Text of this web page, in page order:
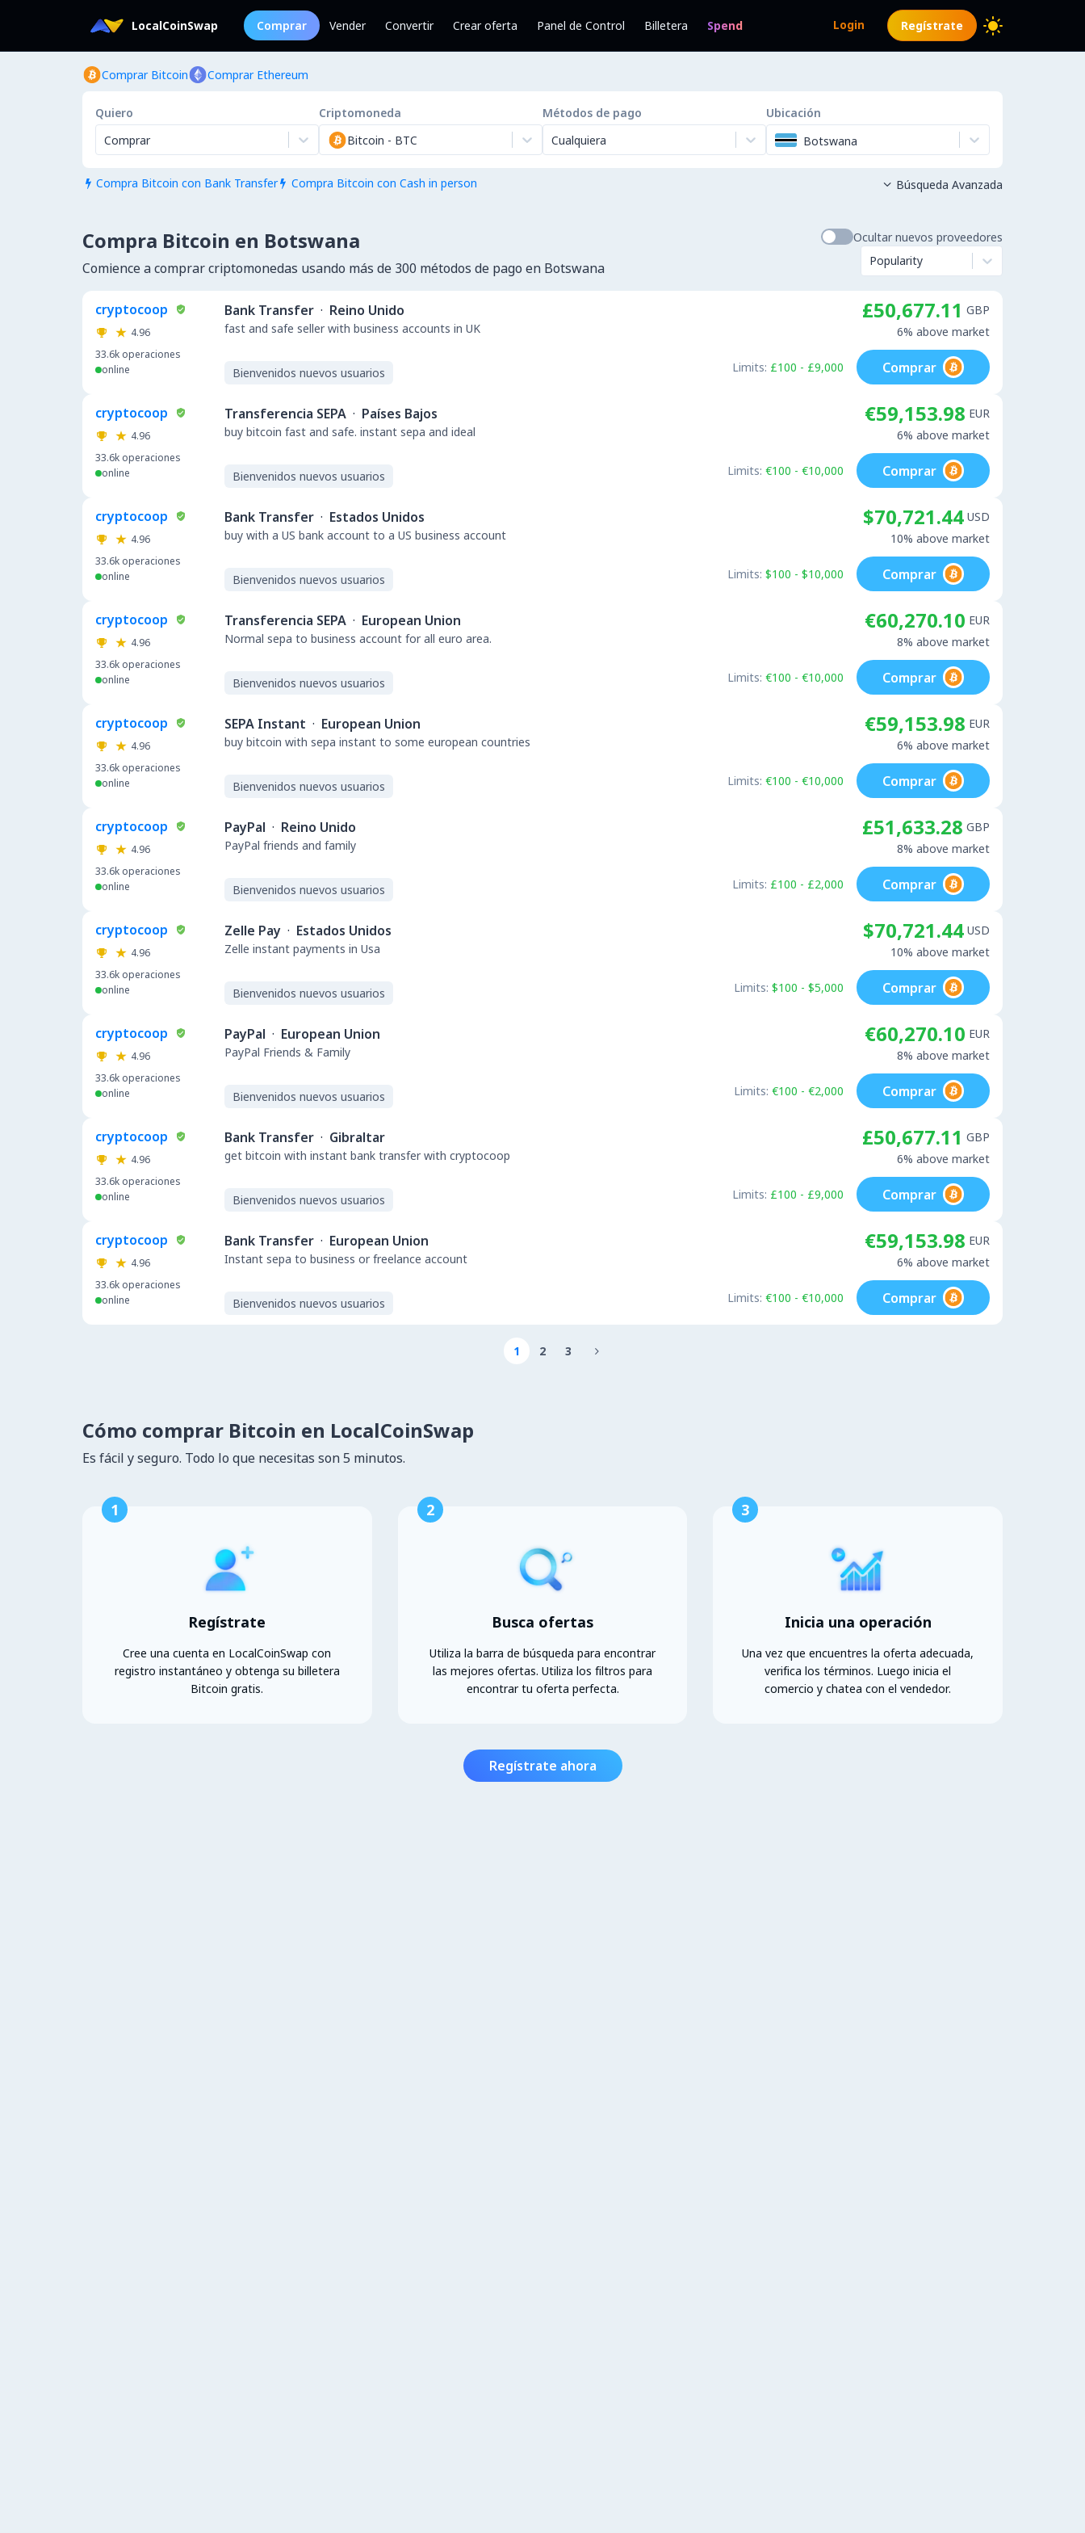
LocalCoinSwap Comprar Vender Convertir Crear oferta Panel de Control Billetera Spend Login Regístrate
Comprar Bitcoin Comprar Ethereum
Quiero
Comprar
Criptomoneda
Bitcoin - BTC
Métodos de pago
Cualquiera
Ubicación
Botswana
 Compra Bitcoin con Bank Transfer  Compra Bitcoin con Cash in person  Búsqueda Avanzada
Compra Bitcoin en Botswana
Comience a comprar criptomonedas usando más de 300 métodos de pago en Botswana
Ocultar nuevos proveedores
Popularity
cryptocoop
4.96
33.6k operaciones
online
Bank Transfer · Reino Unido
fast and safe seller with business accounts in UK
Bienvenidos nuevos usuarios
£50,677.11 GBP
6% above market
Limits: £100 - £9,000 Comprar
cryptocoop
4.96
33.6k operaciones
online
Transferencia SEPA · Países Bajos
buy bitcoin fast and safe. instant sepa and ideal
Bienvenidos nuevos usuarios
€59,153.98 EUR
6% above market
Limits: €100 - €10,000 Comprar
cryptocoop
4.96
33.6k operaciones
online
Bank Transfer · Estados Unidos
buy with a US bank account to a US business account
Bienvenidos nuevos usuarios
$70,721.44 USD
10% above market
Limits: $100 - $10,000 Comprar
cryptocoop
4.96
33.6k operaciones
online
Transferencia SEPA · European Union
Normal sepa to business account for all euro area.
Bienvenidos nuevos usuarios
€60,270.10 EUR
8% above market
Limits: €100 - €10,000 Comprar
cryptocoop
4.96
33.6k operaciones
online
SEPA Instant · European Union
buy bitcoin with sepa instant to some european countries
Bienvenidos nuevos usuarios
€59,153.98 EUR
6% above market
Limits: €100 - €10,000 Comprar
cryptocoop
4.96
33.6k operaciones
online
PayPal · Reino Unido
PayPal friends and family
Bienvenidos nuevos usuarios
£51,633.28 GBP
8% above market
Limits: £100 - £2,000 Comprar
cryptocoop
4.96
33.6k operaciones
online
Zelle Pay · Estados Unidos
Zelle instant payments in Usa
Bienvenidos nuevos usuarios
$70,721.44 USD
10% above market
Limits: $100 - $5,000 Comprar
cryptocoop
4.96
33.6k operaciones
online
PayPal · European Union
PayPal Friends & Family
Bienvenidos nuevos usuarios
€60,270.10 EUR
8% above market
Limits: €100 - €2,000 Comprar
cryptocoop
4.96
33.6k operaciones
online
Bank Transfer · Gibraltar
get bitcoin with instant bank transfer with cryptocoop
Bienvenidos nuevos usuarios
£50,677.11 GBP
6% above market
Limits: £100 - £9,000 Comprar
cryptocoop
4.96
33.6k operaciones
online
Bank Transfer · European Union
Instant sepa to business or freelance account
Bienvenidos nuevos usuarios
€59,153.98 EUR
6% above market
Limits: €100 - €10,000 Comprar
1 2 3 
Cómo comprar Bitcoin en LocalCoinSwap
Es fácil y seguro. Todo lo que necesitas son 5 minutos.
1
Regístrate
Cree una cuenta en LocalCoinSwap con
registro instantáneo y obtenga su billetera
Bitcoin gratis.
2
Busca ofertas
Utiliza la barra de búsqueda para encontrar
las mejores ofertas. Utiliza los filtros para
encontrar tu oferta perfecta.
3
Inicia una operación
Una vez que encuentres la oferta adecuada,
verifica los términos. Luego inicia el
comercio y chatea con el vendedor.
Regístrate ahora